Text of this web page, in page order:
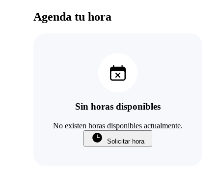
Agenda tu hora
Sin horas disponibles
No existen horas disponibles actualmente.
Solicitar hora